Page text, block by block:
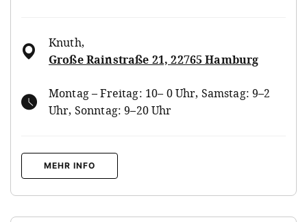
Knuth,
Große Rainstraße 21, 22765 Hamburg
Montag – Freitag: 10– 0 Uhr, Samstag: 9–2
Uhr, Sonntag: 9–20 Uhr
MEHR INFO